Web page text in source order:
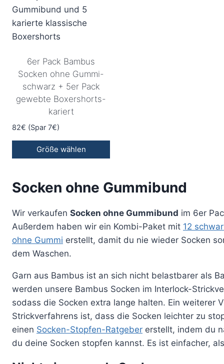
6er Pack Bambus
Socken ohne Gummi-
schwarz + 5er Pack
gewebte Boxershorts-
kariert
82€ (Spar 7€)
Größe wählen
Socken ohne Gummibund
Wir verkaufen Socken ohne Gummibund im 6er
Außerdem haben wir ein Kombi-Paket mit 12
ohne Gummi erstellt, damit du nie wieder Socken
dem Waschen.
Garn aus Bambus ist an sich nicht belastbarer als
werden unsere Bambus Socken im Interlock-
sodass die Socken extra lange halten. Ein weiterer
Strickverfahrens ist, dass die Socken leichter zu
einen Socken-Stopfen-Ratgeber erstellt, indem du
du deine Socken stopfen kannst. Es ist einfacher,